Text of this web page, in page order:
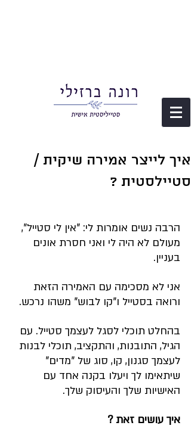
איך לייצר אמירה שיקית /
סטיילסטית ?
הרבה נשים אומרות לי: "אין לי סטייל",
מעולם לא היה לי ואני חסרת אונים
בעניין.
אני לא מסכימה עם האמירה הזאת
ורואה בסטייל ו"קו לבוש" משהו נרכש.
בהחלט תוכלי לסגל לעצמך סטייל. עם
הגיל, התובנות, והתקציב, תוכלי לבנות
לעצמך סגנון, קו, סוג של "מדים"
שיתאימו לך ויעלו בקנה אחד עם
האישיות שלך והעיסוק שלך.
איך עושים זאת ?